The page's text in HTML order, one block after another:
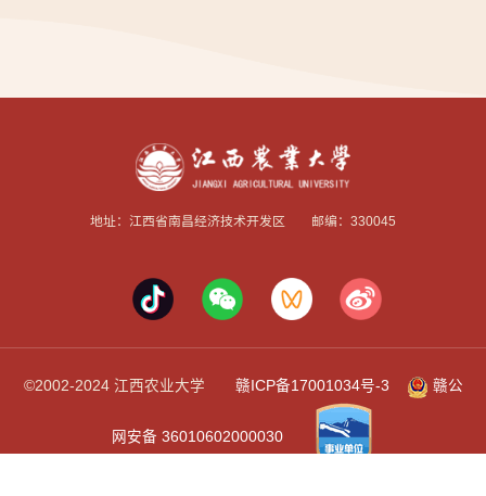
地址：江西省南昌经济技术开发区 邮编：330045
©2002-2024 江西农业大学 赣ICP备17001034号-3 赣公
网安备 36010602000030